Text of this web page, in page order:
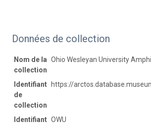
Données de collection
Nom de la
collection
Ohio Wesleyan University
Identifiant
de
collection
https://
Identifiant OWU